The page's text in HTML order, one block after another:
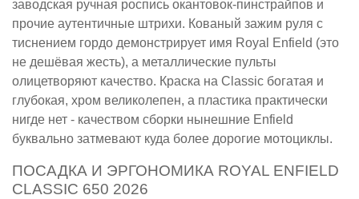
заводская ручная роспись окантовок-пинстрайпов и
прочие аутентичные штрихи. Кованый зажим руля с
тиснением гордо демонстрирует имя Royal Enfield (это
не дешёвая жесть), а металлические пульты
олицетворяют качество. Краска на Classic богатая и
глубокая, хром великолепен, а пластика практически
нигде нет - качеством сборки нынешние Enfield
буквально затмевают куда более дорогие мотоциклы.
ПОСАДКА И ЭРГОНОМИКА ROYAL ENFIELD
CLASSIC 650 2026